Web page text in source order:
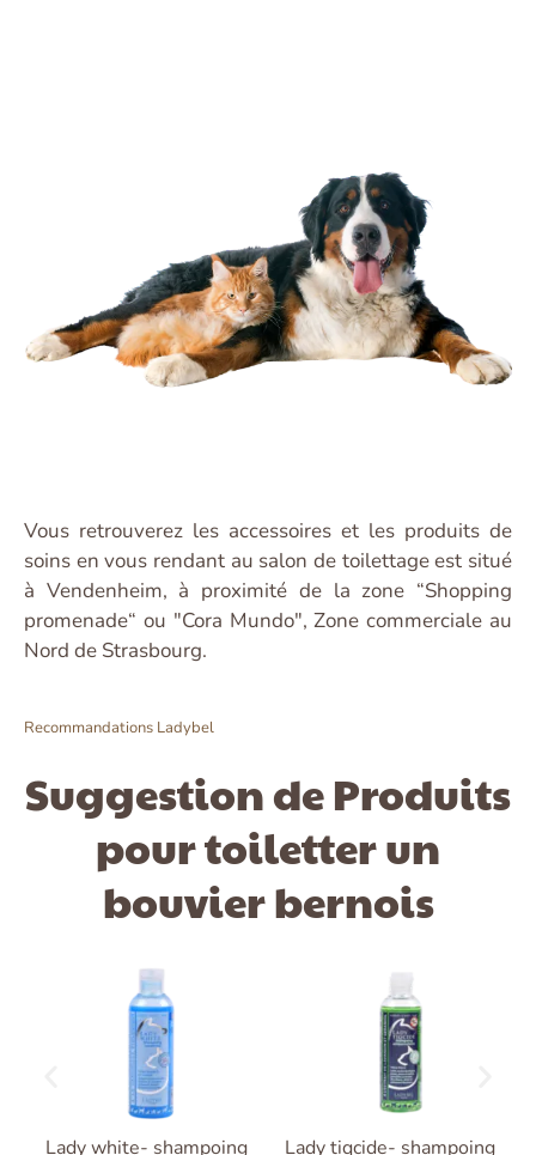
Vous retrouverez les accessoires et les produits de
soins en vous rendant au salon de toilettage est situé
à Vendenheim, à proximité de la zone “Shopping
promenade“ ou "Cora Mundo", Zone commerciale au
Nord de Strasbourg.
Recommandations Ladybel
Suggestion de Produits
pour toiletter un
bouvier bernois
Lady white- shampoing Lady tiqcide- shampoing